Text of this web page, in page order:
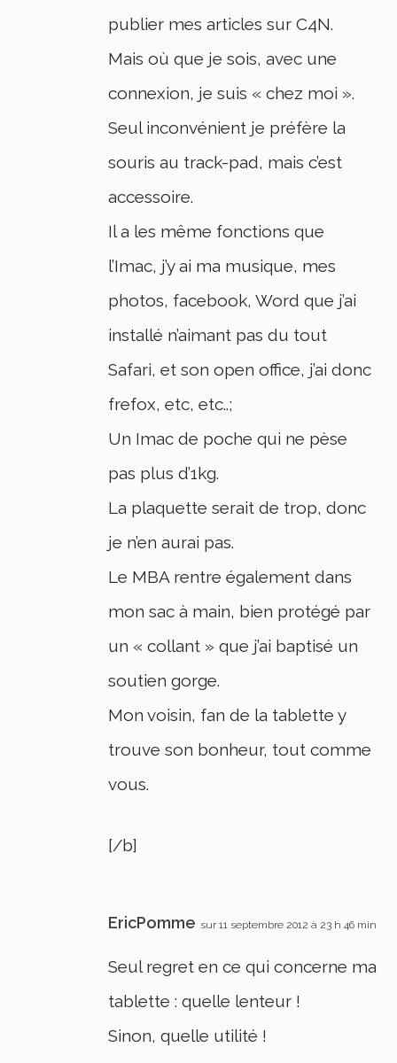
publier mes articles sur C4N.
Mais où que je sois, avec une
connexion, je suis « chez moi ».
Seul inconvénient je préfère la
souris au track-pad, mais c’est
accessoire.
Il a les même fonctions que
l’Imac, j’y ai ma musique, mes
photos, facebook, Word que j’ai
installé n’aimant pas du tout
Safari, et son open office, j’ai donc
frefox, etc, etc..;
Un Imac de poche qui ne pèse
pas plus d’1kg.
La plaquette serait de trop, donc
je n’en aurai pas.
Le MBA rentre également dans
mon sac à main, bien protégé par
un « collant » que j’ai baptisé un
soutien gorge.
Mon voisin, fan de la tablette y
trouve son bonheur, tout comme
vous.
[/b]
EricPomme sur 11 septembre 2012 à 23 h 46 min
Seul regret en ce qui concerne ma
tablette : quelle lenteur !
Sinon, quelle utilité !